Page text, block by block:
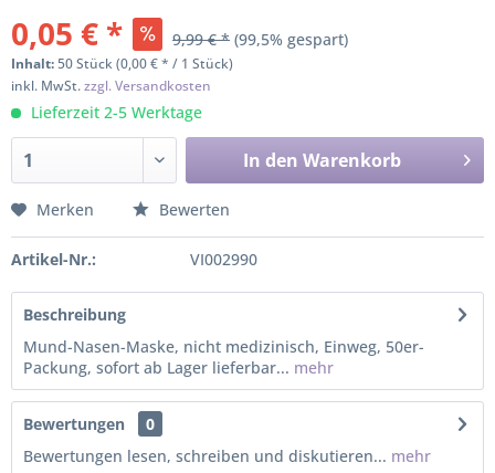
0,05 € * 9,99 € * (99,5% gespart)
Inhalt:50 Stück (0,00 € * / 1 Stück)
inkl. MwSt.zzgl. Versandkosten
Lieferzeit 2-5 Werktage
In den Warenkorb
Merken Bewerten
Artikel-Nr.: VI002990
Beschreibung
Mund-Nasen-Maske, nicht medizinisch, Einweg, 50er-
Packung, sofort ab Lager lieferbar... mehr
Bewertungen
0
Bewertungen lesen, schreiben und diskutieren... mehr